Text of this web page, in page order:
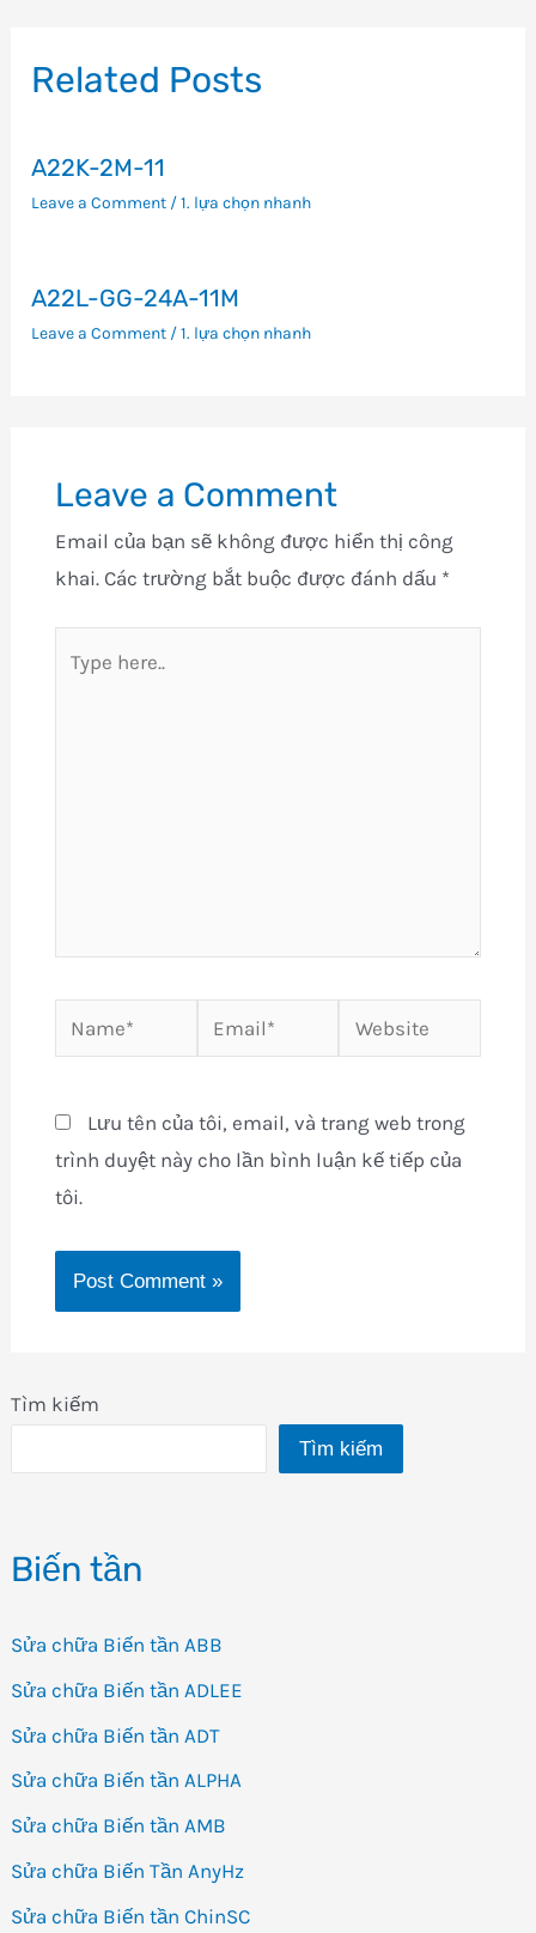
Tìm kiếm
Tìm kiếm
Biến tần
Sửa chữa Biến tần ABB
Sửa chữa Biến tần ADLEE
Sửa chữa Biến tần ADT
Sửa chữa Biến tần ALPHA
Sửa chữa Biến tần AMB
Sửa chữa Biến Tần AnyHz
Sửa chữa Biến tần ChinSC
viết
Related Posts
A22K-2M-11
Leave a Comment /1. lựa chọn nhanh
A22L-GG-24A-11M
Leave a Comment /1. lựa chọn nhanh
Leave a Comment
Email của bạn sẽ không được hiển thị công
khai. Các trường bắt buộc được đánh dấu *
here..
Name* Email* Website
Lưu tên của tôi, email, và trang web trong
trình duyệt này cho lần bình luận kế tiếp của
tôi.